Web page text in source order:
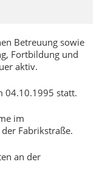
Betreuung sowie
Fortbildung und
aktiv.
04.10.1995 statt.
im
Fabrikstraße.
an der